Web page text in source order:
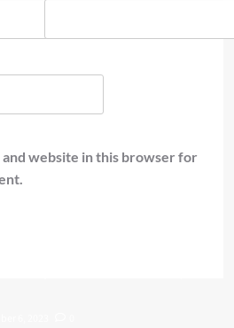
and website in this browser for